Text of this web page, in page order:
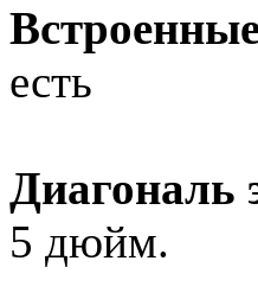
есть
Диагональ
5 дюйм.